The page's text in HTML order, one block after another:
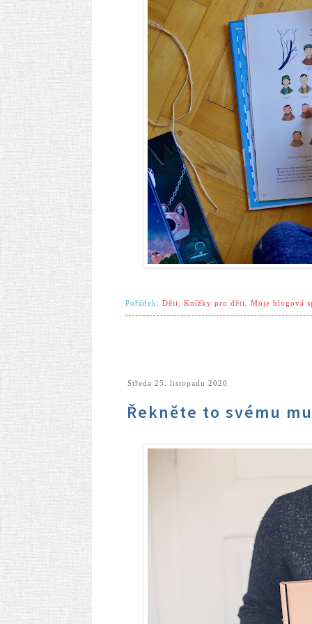
Pořádek: Děti Knížky pro děti Moje blogová
středa 25. listopadu 2020
Řekněte to svému